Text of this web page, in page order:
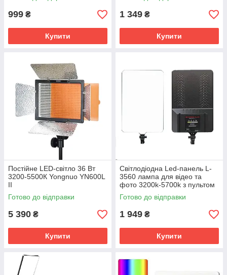
999 ₴
Купити
1 349 ₴
Купити
Постійне LED-світло 36 Вт
3200-5500К Yongnuo YN600L
II
Готово до відправки
5 390 ₴
Купити
Світлодіодна Led-панель L-
3560 лампа для відео та
фото 3200k-5700k з пультом
ДК
Готово до відправки
1 949 ₴
Купити